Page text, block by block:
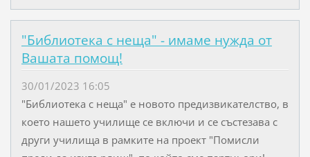
"Библиотека с неща" - имаме нужда от
Вашата помощ!
30/01/2023 16:05
"Библиотека с неща" е новото предизвикателство, в
което нашето училище се включи и се състезава с
други училища в рамките на проект "Помисли